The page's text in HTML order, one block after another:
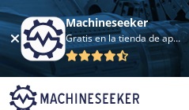
Machineseeker
Gratis en la tienda de aplicaciones